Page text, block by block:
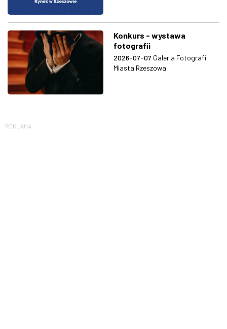
Konkurs - wystawa
fotografii
2026-07-07 Galeria Fotografii
Miasta Rzeszowa
REKLAMA